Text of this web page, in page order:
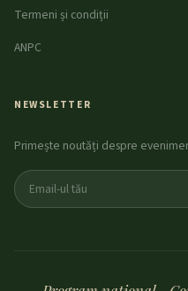
Termeni și condiții
ANPC
NEWSLETTER
Primește noutăți despre